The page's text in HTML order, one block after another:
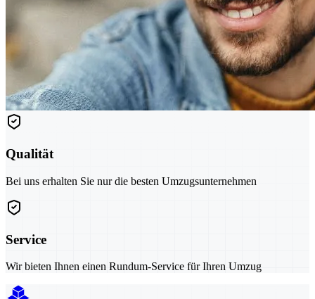
Qualität
Bei uns erhalten Sie nur die besten Umzugsunternehmen
Service
Wir bieten Ihnen einen Rundum-Service für Ihren Umzug